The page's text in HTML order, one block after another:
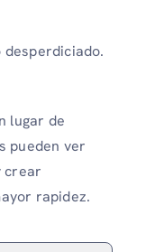
desperdiciado.
lugar de
pueden ver
crear
rapidez.